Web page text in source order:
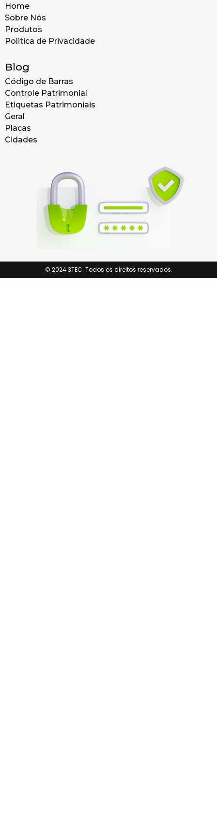
Home
Sobre Nós
Produtos
Politica de Privacidade
Blog
Código de Barras
Controle Patrimonial
Etiquetas Patrimoniais
Geral
Placas
Cidades
© 2024 3TEC. Todos os direitos reservados.